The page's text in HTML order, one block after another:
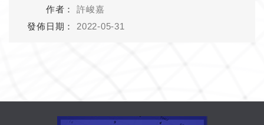
許峻嘉
2022-05-31